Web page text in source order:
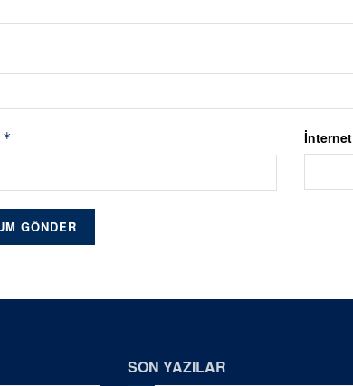
*
SON YAZILAR